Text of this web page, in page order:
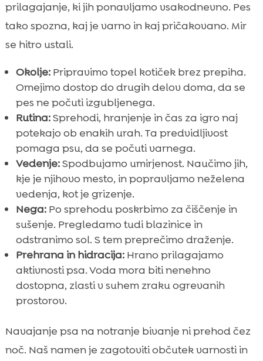
prilagajanje, ki jih ponavljamo vsakodnevno. Pes
tako spozna, kaj je varno in kaj pričakovano. Mir
se hitro ustali.
Okolje:Pripravimo topel kotiček brez prepiha.
Omejimo dostop do drugih delov doma, da se
pes ne počuti izgubljenega.
Rutina:Sprehodi, hranjenje in čas za igro naj
potekajo ob enakih urah. Ta predvidljivost
pomaga psu, da se počuti varnega.
Vedenje:Spodbujamo umirjenost. Naučimo jih,
kje je njihovo mesto, in popravljamo neželena
vedenja, kot je grizenje.
Nega:Po sprehodu poskrbimo za čiščenje in
sušenje. Pregledamo tudi blazinice in
odstranimo sol. S tem preprečimo draženje.
Prehrana in hidracija:Hrano prilagajamo
aktivnosti psa. Voda mora biti nenehno
dostopna, zlasti v suhem zraku ogrevanih
prostorov.
Navajanje psa na notranje bivanje ni prehod čez
noč. Naš namen je zagotoviti občutek varnosti in